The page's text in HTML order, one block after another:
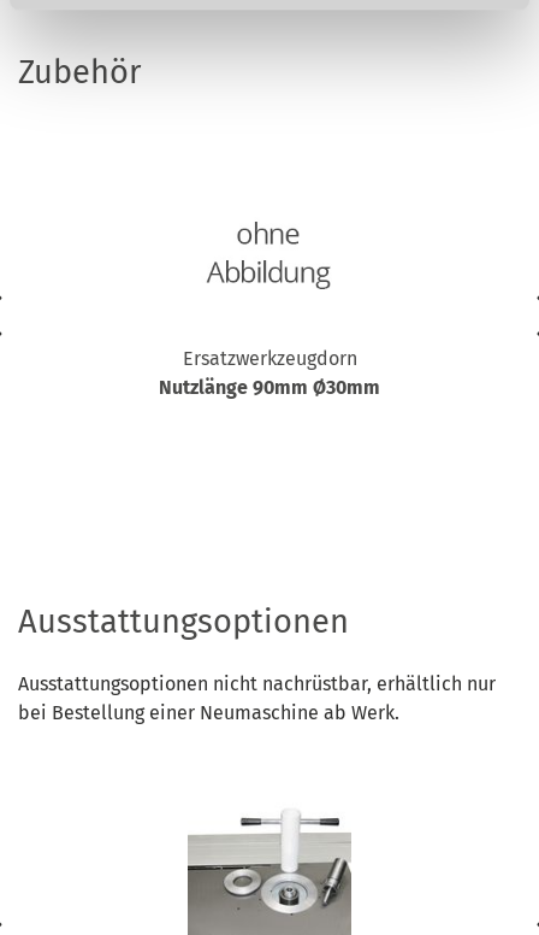
Zubehör
Ersatzwerkzeugdorn
Nutzlänge 90mm Ø30mm
Ausstattungsoptionen
Ausstattungsoptionen nicht nachrüstbar, erhältlich nur
bei Bestellung einer Neumaschine ab Werk.